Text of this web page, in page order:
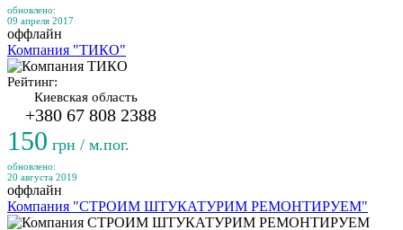
обновлено:
09 апреля 2017
оффлайн
Компания "ТИКО"
Рейтинг:
Киевская область
+380 67 808 2388
150 грн / м.пог.
обновлено:
20 августа 2019
оффлайн
Компания "СТРОИМ ШТУКАТУРИМ РЕМОНТИРУЕМ"